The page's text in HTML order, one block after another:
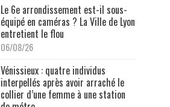
Le 6e arrondissement est-il sous-
équipé en caméras ? La Ville de Lyon
entretient le flou
06/08/26
Vénissieux : quatre individus
interpellés après avoir arraché le
collier d’une femme à une station